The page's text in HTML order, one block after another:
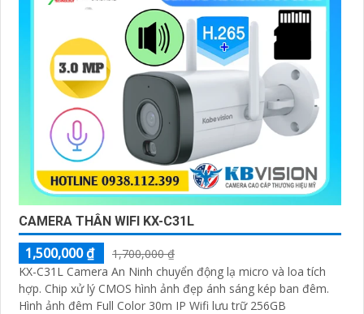
CAMERA THÂN WIFI KX-C31L
1,500,000 ₫
1,700,000 ₫
KX-C31L Camera An Ninh chuyển động lạ micro và loa tích
hợp. Chip xử lý CMOS hình ảnh đẹp ánh sáng kép ban đêm.
Hình ảnh đêm Full Color 30m IP Wifi lưu trữ 256GB